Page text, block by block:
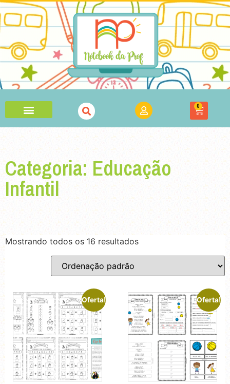
0
Categoria: Educação
Infantil
Mostrando todos os 16 resultados
Oferta! Oferta!